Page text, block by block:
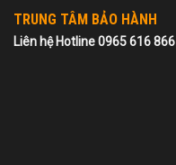
TRUNG TÂM BẢO HÀNH
Liên hệ Hotline 0965 616 866